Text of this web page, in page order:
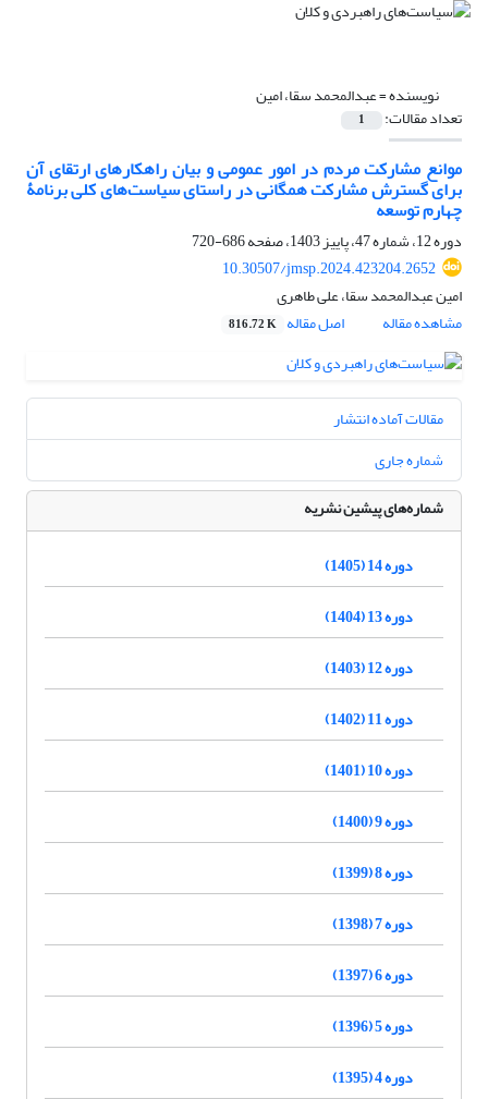
نویسنده =عبدالمحمد سقا، امین
تعداد مقالات: 1
موانع مشارکت مردم در امور عمومی و بیان راهکارهای ارتقای آن
برای گسترش مشارکت همگانی در راستای سیاست‌های کلی برنامۀ
چهارم توسعه
دوره 12، شماره 47، پاییز 1403، صفحه
686-720
10.30507/jmsp.2024.423204.2652
امین عبدالمحمد سقا، علی طاهری
مشاهده مقاله
اصل مقاله 816.72 K
مقالات آماده انتشار
شماره جاری
شماره‌های پیشین نشریه
دوره 14 (1405)
دوره 13 (1404)
دوره 12 (1403)
دوره 11 (1402)
دوره 10 (1401)
دوره 9 (1400)
دوره 8 (1399)
دوره 7 (1398)
دوره 6 (1397)
دوره 5 (1396)
دوره 4 (1395)